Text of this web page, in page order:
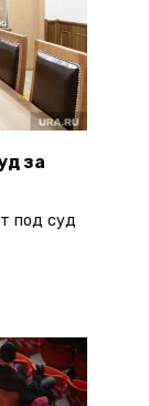
за
под суд